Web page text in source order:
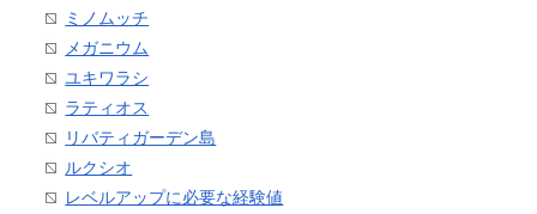
ミノムッチ
メガニウム
ユキワラシ
ラティオス
リバティガーデン島
ルクシオ
レベルアップに必要な経験値